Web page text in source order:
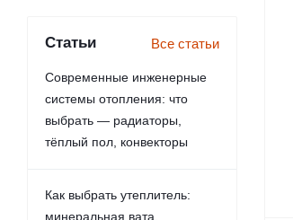
Статьи Все статьи
Современные инженерные
системы отопления: что
выбрать — радиаторы,
тёплый пол, конвекторы
Как выбрать утеплитель:
минеральная вата,